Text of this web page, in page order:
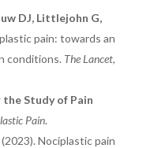
DJ, Littlejohn G,
pain: towards an
conditions. The Lancet,
Study of Pain
Pain.
Nociplastic pain